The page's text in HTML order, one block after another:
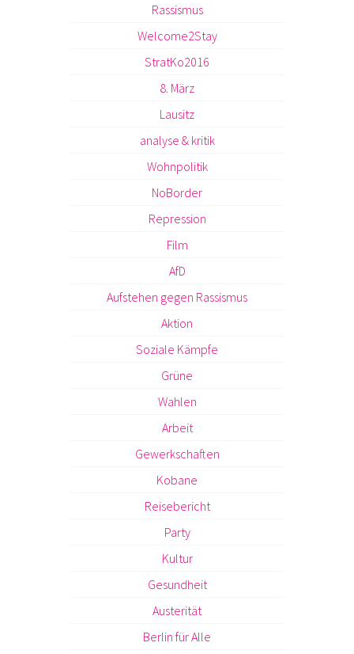
Rassismus
Welcome2Stay
StratKo2016
8. März
Lausitz
analyse & kritik
Wohnpolitik
NoBorder
Repression
Film
AfD
Aufstehen gegen Rassismus
Aktion
Soziale Kämpfe
Grüne
Wahlen
Arbeit
Gewerkschaften
Kobane
Reisebericht
Party
Kultur
Gesundheit
Austerität
Berlin für Alle